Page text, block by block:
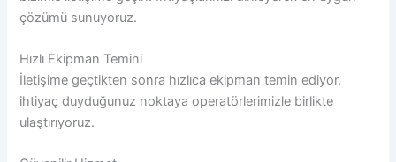
çözümü sunuyoruz.
Hızlı Ekipman Temini
İletişime geçtikten sonra hızlıca ekipman temin ediyor,
ihtiyaç duyduğunuz noktaya operatörlerimizle birlikte
ulaştırıyoruz.